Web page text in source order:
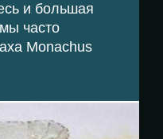
и большая
часто
Monachus